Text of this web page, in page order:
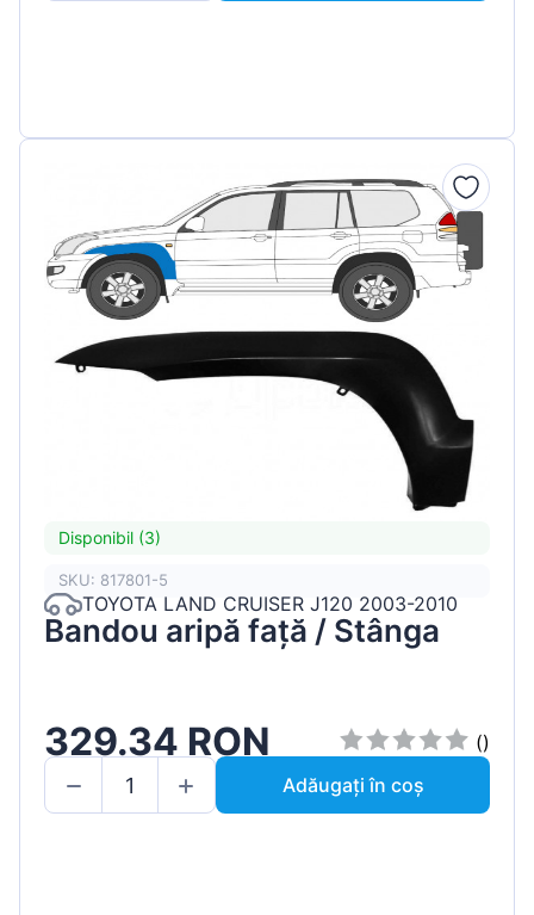
Disponibil (3)
SKU: 817801-5
TOYOTA LAND CRUISER J120 2003-2010
Bandou aripă față / Stânga
329.34 RON
()
Adăugați în coș